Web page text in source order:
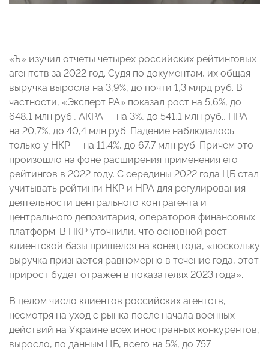
«Ъ» изучил отчеты четырех российских рейтинговых
агентств за 2022 год. Судя по документам, их общая
выручка выросла на 3,9%, до почти 1,3 млрд руб. В
частности, «Эксперт РА» показал рост на 5,6%, до
648,1 млн руб., АКРА — на 3%, до 541,1 млн руб., НРА —
на 20,7%, до 40,4 млн руб. Падение наблюдалось
только у НКР — на 11,4%, до 67,7 млн руб. Причем это
произошло на фоне расширения применения его
рейтингов в 2022 году. С середины 2022 года ЦБ стал
учитывать рейтинги НКР и НРА для регулирования
деятельности центрального контрагента и
центрального депозитария, операторов финансовых
платформ. В НКР уточнили, что основной рост
клиентской базы пришелся на конец года, «поскольку
выручка признается равномерно в течение года, этот
прирост будет отражен в показателях 2023 года».
В целом число клиентов российских агентств,
несмотря на уход с рынка после начала военных
действий на Украине всех иностранных конкурентов,
выросло, по данным ЦБ, всего на 5%, до 757